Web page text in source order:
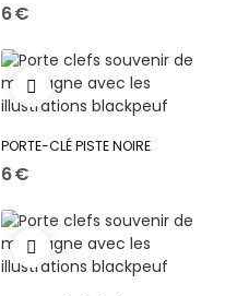
6 €
PORTE-CLÉ PISTE NOIRE
6 €